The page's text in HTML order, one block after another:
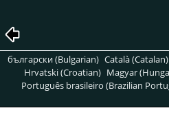
български (Bulgarian) Català (Catalan)
Hrvatski (Croatian) Magyar
Português brasileiro (Brazilian